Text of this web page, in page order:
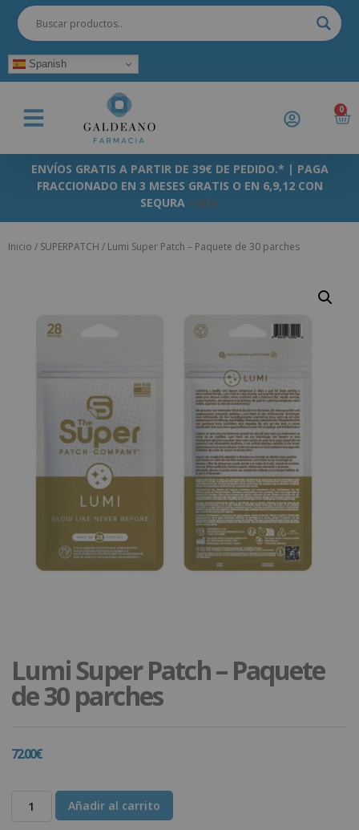
Spanish
0
ENVÍOS GRATIS A PARTIR DE 39€ DE PEDIDO.* | PAGA
FRACCIONADO EN 3 MESES GRATIS O EN 6,9,12 CON
SEQURA +info
Inicio / SUPERPATCH / Lumi Super Patch – Paquete de 30 parches
Lumi Super Patch – Paquete
de 30 parches
72.00€
Añadir al carrito